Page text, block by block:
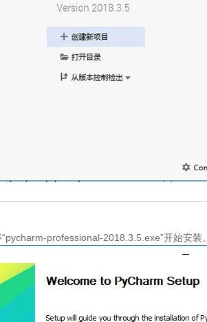
professional-2018.3.5.exe”开始安装。